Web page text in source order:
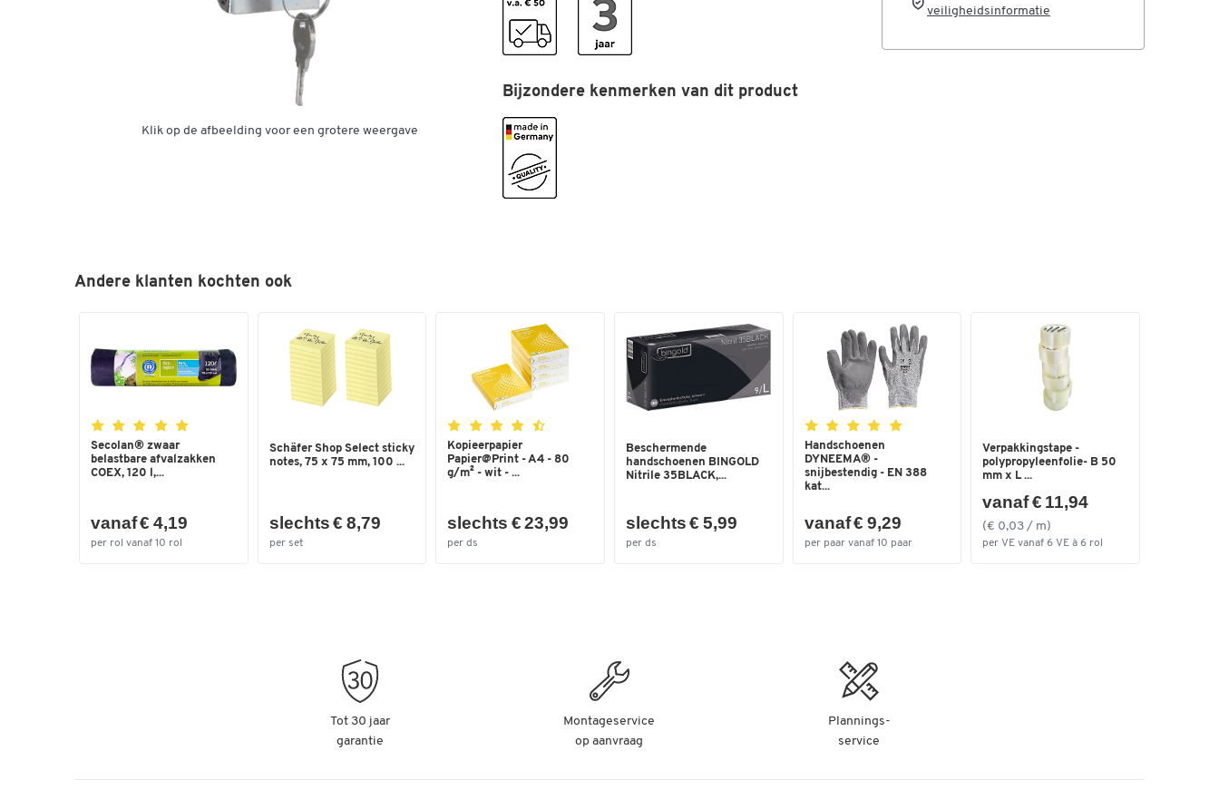
Klik op de afbeelding voor een grotere weergave
Bijzondere kenmerken van dit product
veiligheidsinformatie
Andere klanten kochten ook
Secolan® zwaar
belastbare afvalzakken
COEX, 120 l,...
vanaf € 4,19
per rol vanaf 10 rol
Schäfer Shop Select sticky
notes, 75 x 75 mm, 100 ...
slechts € 8,79
per set
Kopieerpapier
Papier@Print - A4 - 80
g/m² - wit - ...
slechts € 23,99
per ds
Beschermende
handschoenen BINGOLD
Nitrile 35BLACK,...
slechts € 5,99
per ds
Handschoenen
DYNEEMA® -
snijbestendig - EN 388
kat...
vanaf € 9,29
per paar vanaf 10 paar
Verpakkingstape -
polypropyleenfolie- B 50
mm x L ...
vanaf € 11,94
(€ 0,03 / m)
per VE vanaf 6 VE à 6 rol
Tot 30 jaar
garantie
Montageservice
op aanvraag
Plannings-
service